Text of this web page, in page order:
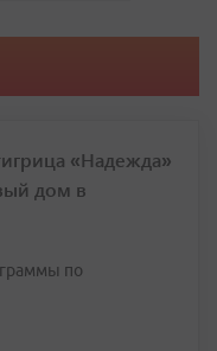
«Надежда»
дом в
по